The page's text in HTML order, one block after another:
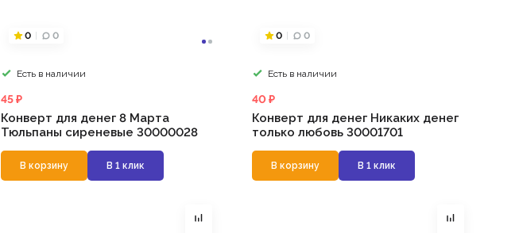
0 0
Есть в наличии
45 ₽
Конверт для денег 8 Марта
Тюльпаны сиреневые 30000028
В корзину В 1 клик
0 0
Есть в наличии
40 ₽
Конверт для денег Никаких денег
только любовь 30001701
В корзину В 1 клик